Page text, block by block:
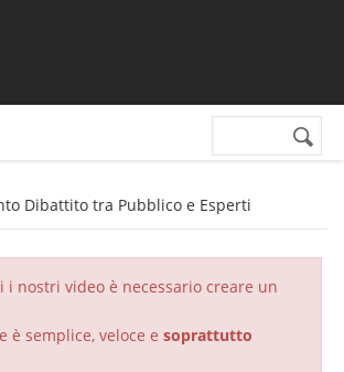
Form di
Cerca nel sito
Dibattito tra Pubblico e Esperti
i nostri video è necessario creare un
è semplice, veloce e soprattutto